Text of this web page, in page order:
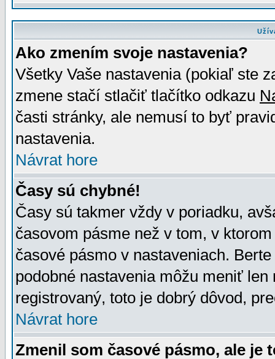
Ako zmením svoje nastavenia?
Všetky Vaše nastavenia (pokiaľ ste
zmene stačí stlačiť tlačítko odkazu
časti stránky, ale nemusí to byť
nastavenia.
Návrat hore
Časy sú chybné!
Časy sú takmer vždy v poriadku,
časovom pásme než v tom, v
časové pásmo v nastaveniach.
podobné nastavenia môžu meniť
registrovaný, toto je dobrý dôvod,
Návrat hore
Zmenil som časové pásmo, ale je